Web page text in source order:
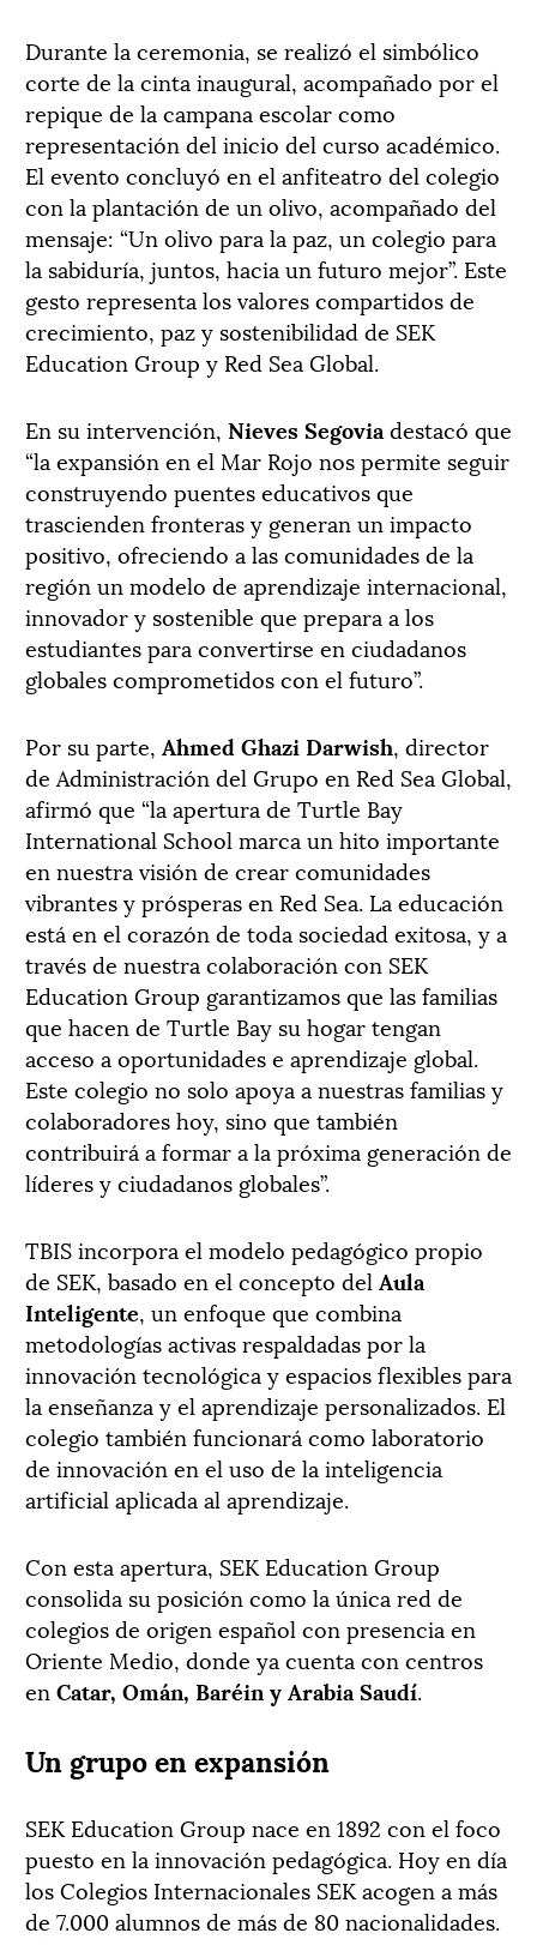
Durante la ceremonia, se realizó el simbólico
corte de la cinta inaugural, acompañado por el
repique de la campana escolar como
representación del inicio del curso académico.
El evento concluyó en el anfiteatro del colegio
con la plantación de un olivo, acompañado del
mensaje: “Un olivo para la paz, un colegio para
la sabiduría, juntos, hacia un futuro mejor”. Este
gesto representa los valores compartidos de
crecimiento, paz y sostenibilidad de SEK
Education Group y Red Sea Global.
En su intervención, Nieves Segovia destacó que
“la expansión en el Mar Rojo nos permite seguir
construyendo puentes educativos que
trascienden fronteras y generan un impacto
positivo, ofreciendo a las comunidades de la
región un modelo de aprendizaje internacional,
innovador y sostenible que prepara a los
estudiantes para convertirse en ciudadanos
globales comprometidos con el futuro”.
Por su parte, Ahmed Ghazi Darwish, director
de Administración del Grupo en Red Sea Global,
afirmó que “la apertura de Turtle Bay
International School marca un hito importante
en nuestra visión de crear comunidades
vibrantes y prósperas en Red Sea. La educación
está en el corazón de toda sociedad exitosa, y a
través de nuestra colaboración con SEK
Education Group garantizamos que las familias
que hacen de Turtle Bay su hogar tengan
acceso a oportunidades e aprendizaje global.
Este colegio no solo apoya a nuestras familias y
colaboradores hoy, sino que también
contribuirá a formar a la próxima generación de
líderes y ciudadanos globales”.
TBIS incorpora el modelo pedagógico propio
de SEK, basado en el concepto del Aula
Inteligente, un enfoque que combina
metodologías activas respaldadas por la
innovación tecnológica y espacios flexibles para
la enseñanza y el aprendizaje personalizados. El
colegio también funcionará como laboratorio
de innovación en el uso de la inteligencia
artificial aplicada al aprendizaje.
Con esta apertura, SEK Education Group
consolida su posición como la única red de
colegios de origen español con presencia en
Oriente Medio, donde ya cuenta con centros
en Catar, Omán, Baréin y Arabia Saudí.
Un grupo en expansión
SEK Education Group nace en 1892 con el foco
puesto en la innovación pedagógica. Hoy en día
los Colegios Internacionales SEK acogen a más
de 7.000 alumnos de más de 80 nacionalidades.